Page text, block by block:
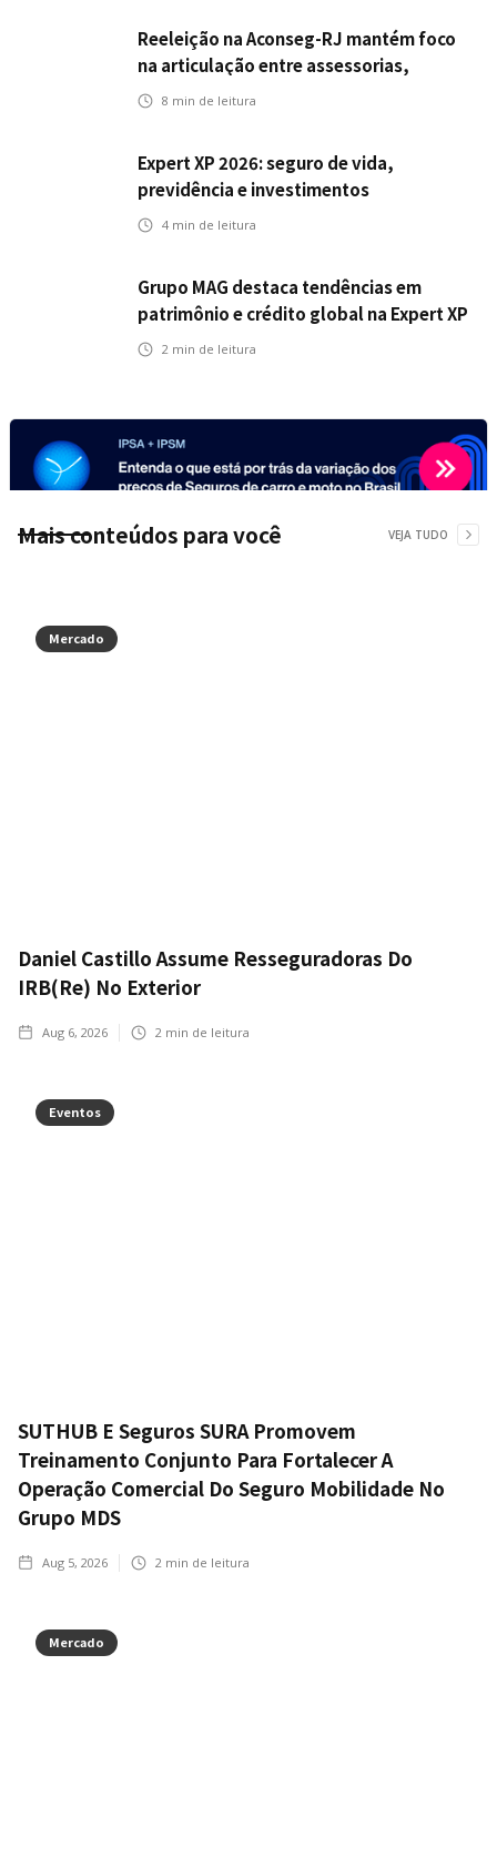
Reeleição na Aconseg-RJ mantém foco
na articulação entre assessorias,
corretores e seguradoras
8 min de leitura
Expert XP 2026: seguro de vida,
previdência e investimentos
estabelecem uma nova agenda para a
4 min de leitura
Grupo MAG destaca tendências em
patrimônio e crédito global na Expert XP
2026
2 min de leitura
Mais conteúdos para você VEJA TUDO
Mercado
Daniel Castillo Assume Resseguradoras Do
IRB(Re) No Exterior
Aug 6, 2026 2 min de leitura
Eventos
SUTHUB E Seguros SURA Promovem
Treinamento Conjunto Para Fortalecer A
Operação Comercial Do Seguro Mobilidade No
Grupo MDS
Aug 5, 2026 2 min de leitura
Mercado